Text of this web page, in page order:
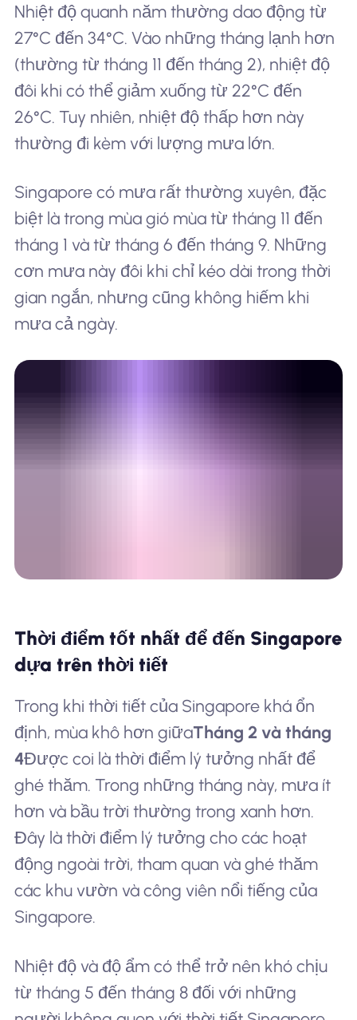
Nhiệt độ quanh năm thường dao động từ
27°C đến 34°C. Vào những tháng lạnh hơn
(thường từ tháng 11 đến tháng 2), nhiệt độ
đôi khi có thể giảm xuống từ 22°C đến
26°C. Tuy nhiên, nhiệt độ thấp hơn này
thường đi kèm với lượng mưa lớn.
Singapore có mưa rất thường xuyên, đặc
biệt là trong mùa gió mùa từ tháng 11 đến
tháng 1 và từ tháng 6 đến tháng 9. Những
cơn mưa này đôi khi chỉ kéo dài trong thời
gian ngắn, nhưng cũng không hiếm khi
mưa cả ngày.
Thời điểm tốt nhất để đến Singapore
dựa trên thời tiết
Trong khi thời tiết của Singapore khá ổn
định, mùa khô hơn giữaTháng 2 và tháng
4Được coi là thời điểm lý tưởng nhất để
ghé thăm. Trong những tháng này, mưa ít
hơn và bầu trời thường trong xanh hơn.
Đây là thời điểm lý tưởng cho các hoạt
động ngoài trời, tham quan và ghé thăm
các khu vườn và công viên nổi tiếng của
Singapore.
Nhiệt độ và độ ẩm có thể trở nên khó chịu
từ tháng 5 đến tháng 8 đối với những